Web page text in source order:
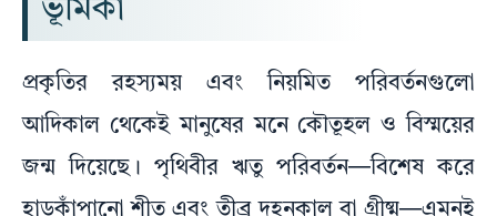
ভূমিকা
প্রকৃতির রহস্যময় এবং নিয়মিত পরিবর্তনগুলো
আদিকাল থেকেই মানুষের মনে কৌতূহল ও বিস্ময়ের
জন্ম দিয়েছে। পৃথিবীর ঋতু পরিবর্তন—বিশেষ করে
হাড়কাঁপানো শীত এবং তীব্র দহনকাল বা গ্রীষ্ম—এমনই